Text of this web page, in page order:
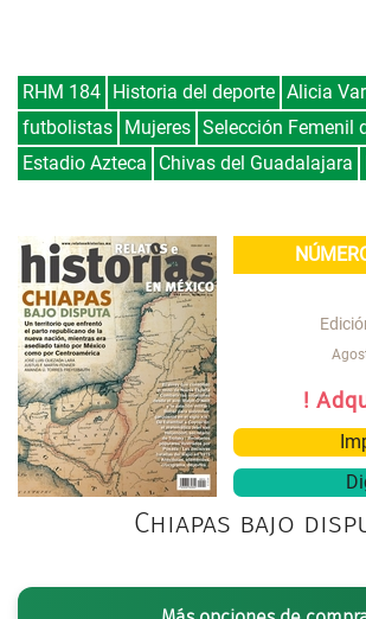
RHM 184 Historia del deporte Alicia
futbolistas Mujeres Selección Femenil
Estadio Azteca
Chivas del Guadalajara
!
Chiapas bajo